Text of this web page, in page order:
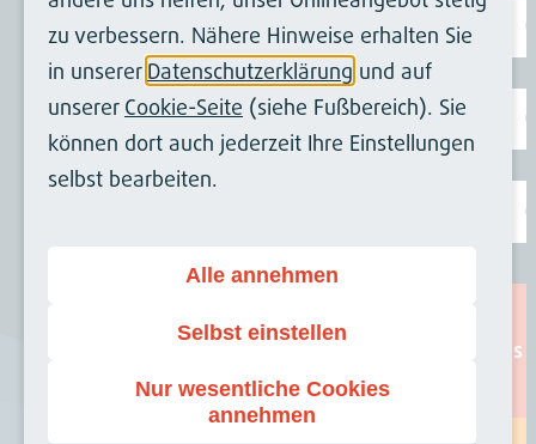
JavaScript
Sprachhandling
Zurück: Modernisierung des Codes
zu verbessern. Nähere Hinweise erhalten Sie
in unserer Datenschutzerklärung und auf
unserer Cookie-Seite (siehe Fußbereich). Sie
können dort auch jederzeit Ihre Einstellungen
selbst bearbeiten.
Alle annehmen
Selbst einstellen
Nur wesentliche Cookies
annehmen